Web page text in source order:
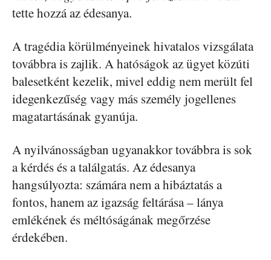
tette hozzá az édesanya.
A tragédia körülményeinek hivatalos vizsgálata
továbbra is zajlik. A hatóságok az ügyet közúti
balesetként kezelik, mivel eddig nem merült fel
idegenkezűség vagy más személy jogellenes
magatartásának gyanúja.
A nyilvánosságban ugyanakkor továbbra is sok
a kérdés és a találgatás. Az édesanya
hangsúlyozta: számára nem a hibáztatás a
fontos, hanem az igazság feltárása – lánya
emlékének és méltóságának megőrzése
érdekében.